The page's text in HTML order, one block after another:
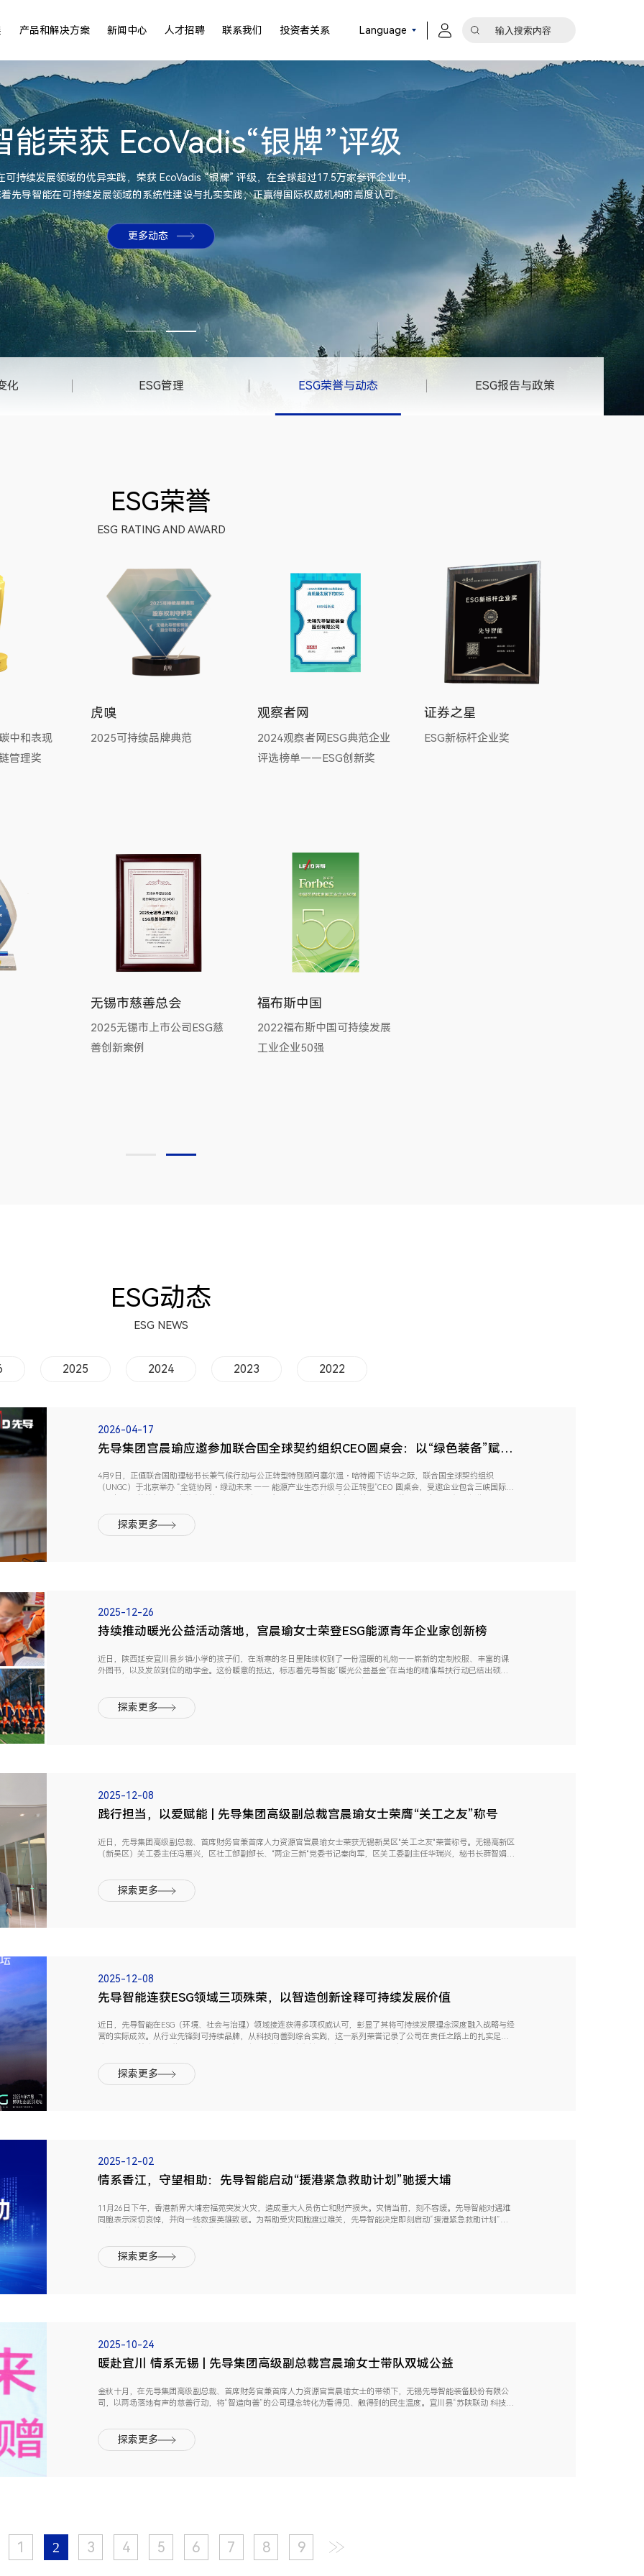
产品和解决方案 新闻中心 人才招聘 联系我们 投资者关系 Language
能荣获 EcoVadis“银牌”评级
可持续发展领域的优异实践，荣获 EcoVadis “银牌” 评级，在全球超过17.5万家参评企业中，
先导智能在可持续发展领域的系统性建设与扎实实践，正赢得国际权威机构的高度认可。
更多动态
化 ESG管理 ESG荣誉与动态 ESG报告与政策
ESG荣誉
ESG RATING AND AWARD
中和表现
管理奖
虎嗅
2025可持续品牌典范
观察者网
2024观察者网ESG典范企业
评选榜单——ESG创新奖
证券之星
ESG新标杆企业奖
无锡市慈善总会
2025无锡市上市公司ESG慈
善创新案例
福布斯中国
2022福布斯中国可持续发展
工业企业50强
ESG动态
ESG NEWS
2025 2024 2023 2022
2026-04-17
先导集团宫晨瑜应邀参加联合国全球契约组织CEO圆桌会：以“绿色装备”赋能
4月9日，正值联合国助理秘书长兼气候行动与公正转型特别顾问塞尔温・哈特阁下访华之际，联合国全球契约组织
（UNGC）于北京举办 “全链协同・绿动未来 —— 能源产业生态升级与公正转型”CEO 圆桌会，受邀企业包含三峡国际、
探索更多
2025-12-26
持续推动暖光公益活动落地，宫晨瑜女士荣登ESG能源青年企业家创新榜
近日，陕西延安宜川县乡镇小学的孩子们，在渐寒的冬日里陆续收到了一份温暖的礼物——崭新的定制校服、丰富的课
外图书，以及发放到位的助学金。这份暖意的抵达，标志着先导智能“暖光公益基金”在当地的精准帮扶行动已结出硕
探索更多
2025-12-08
践行担当，以爱赋能 | 先导集团高级副总裁宫晨瑜女士荣膺“关工之友”称号
近日，先导集团高级副总裁、首席财务官兼首席人力资源官宫晨瑜女士荣获无锡新吴区"关工之友"荣誉称号。无锡高新区
（新吴区）关工委主任冯惠兴，区社工部副部长、"两企三新"党委书记秦向军，区关工委副主任华瑞兴，秘书长薛智娟等
探索更多
2025-12-08
先导智能连获ESG领域三项殊荣，以智造创新诠释可持续发展价值
近日，先导智能在ESG（环境、社会与治理）领域接连获得多项权威认可，彰显了其将可持续发展理念深度融入战略与经
营的实际成效。从行业先锋到可持续品牌，从科技向善到综合实践，这一系列荣誉记录了公司在责任之路上的扎实足
探索更多
2025-12-02
情系香江，守望相助：先导智能启动“援港紧急救助计划”驰援大埔
11月26日下午，香港新界大埔宏福苑突发火灾，造成重大人员伤亡和财产损失。灾情当前，刻不容缓。先导智能对遇难
同胞表示深切哀悼，并向一线救援英雄致敬。为帮助受灾同胞渡过难关，先导智能决定即刻启动“援港紧急救助计划”，
探索更多
2025-10-24
暖赴宜川 情系无锡 | 先导集团高级副总裁宫晨瑜女士带队双城公益
金秋十月，在先导集团高级副总裁、首席财务官兼首席人力资源官宫晨瑜女士的带领下，无锡先导智能装备股份有限公
司，以两场落地有声的慈善行动，将“智造向善”的公司理念转化为看得见、触得到的民生温度。宜川县“苏陕联动 科技筑
探索更多
1 2 3 4 5 6 7 8 9